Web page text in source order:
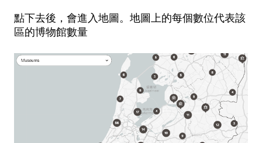
點下去後，會進入地圖。地圖上的每個數位代表該
區的博物館數量